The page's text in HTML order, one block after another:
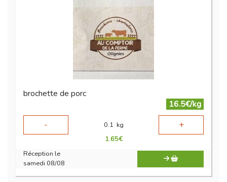
brochette de porc
16.5€/kg
-
0.1 kg +
1.65€
Réception le
samedi 08/08